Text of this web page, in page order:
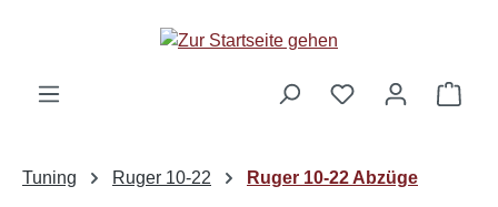
Zum Hauptinhalt springen
Tuning Ruger 10-22 Ruger 10-22 Abzüge